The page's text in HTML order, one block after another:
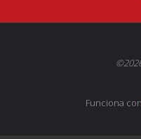
3)
Funciona con